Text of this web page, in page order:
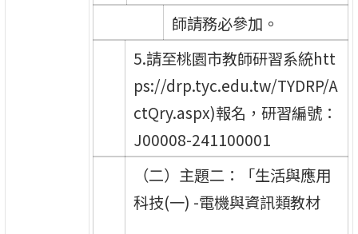
師請務必參加。
5.請至桃園市教師研習系統htt
ps://drp.tyc.edu.tw/TYDRP/A
ctQry.aspx)報名，研習編號：
J00008-241100001
（二）主題二：「生活與應用
科技(一) -電機與資訊類教材